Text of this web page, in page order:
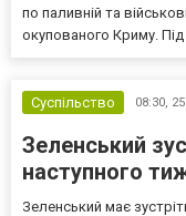
по паливній та
окупованого Криму. Під
Суспільство 08:30,
Зеленський
наступного
Зеленський має